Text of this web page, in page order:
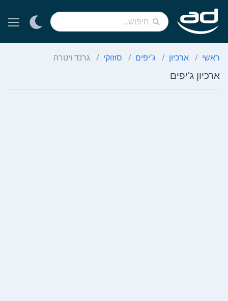
ראשי ארכיון ג'יפים סוזוקי גרנד ויטרה
ארכיון ג'יפים